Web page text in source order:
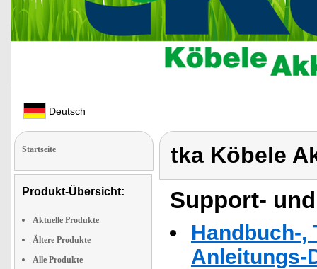
Deutsch
Startseite
Produkt-Übersicht:
Aktuelle Produkte
Ältere Produkte
Alle Produkte
tka Köbele
Support-
Handbuch-,
Anleitungs-